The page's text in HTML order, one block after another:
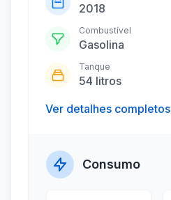
2018
Combustível
Gasolina
Tanque
54 litros
Ver detalhes completos
Consumo